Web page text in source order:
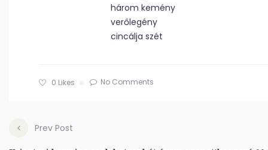
három kemény
verőlegény
cincálja szét
0 Likes No Comments
Prev Post